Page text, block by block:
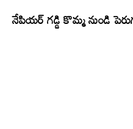
నేపియర్ గడ్డి కొమ్మ నుండి